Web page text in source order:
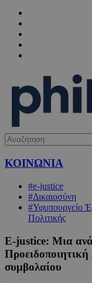
ΚΟΙΝΩΝΙΑ
#e-justice
#Δικαιοσύνη
#Υφυπουργείο
Πολιτικής
Ε-justice: Μια
Προειδοποιητική
συμβολαίου